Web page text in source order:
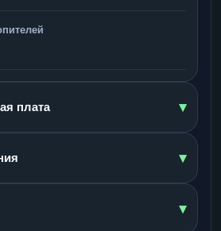
плата ▾
▾
▾